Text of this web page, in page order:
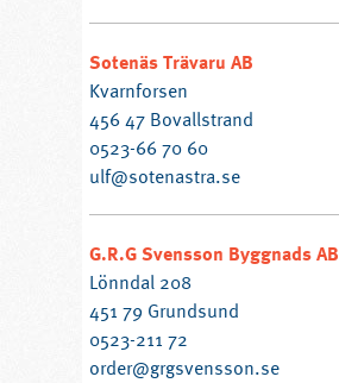
Sotenäs Trävaru AB
Kvarnforsen
456 47 Bovallstrand
0523-66 70 60
ulf@sotenastra.se
G.R.G Svensson Byggnads AB
Lönndal 208
451 79 Grundsund
0523-211 72
order@grgsvensson.se